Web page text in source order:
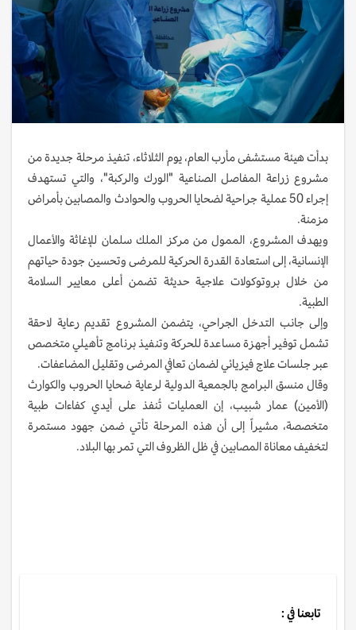
بدأت هيئة مستشفى مأرب العام، يوم الثلاثاء، تنفيذ مرحلة جديدة من
مشروع زراعة المفاصل الصناعية "الورك والركبة"، والتي تستهدف
إجراء 50 عملية جراحية لضحايا الحروب والحوادث والمصابين بأمراض
مزمنة.
ويهدف المشروع، الممول من مركز الملك سلمان للإغاثة والأعمال
الإنسانية، إلى استعادة القدرة الحركية للمرضى وتحسين جودة حياتهم
من خلال بروتوكولات علاجية حديثة تضمن أعلى معايير السلامة
الطبية.
وإلى جانب التدخل الجراحي، يتضمن المشروع تقديم رعاية لاحقة
تشمل توفير أجهزة مساعدة للحركة وتنفيذ برنامج تأهيلي متخصص
عبر جلسات علاج فيزيائي لضمان تعافي المرضى وتقليل المضاعفات.
وقال منسق البرامج بالجمعية الدولية لرعاية ضحايا الحروب والكوارث
(الأمين) عمار شبيب، إن العمليات تُنفذ على أيدي كفاءات طبية
متخصصة، مشيراً إلى أن هذه المرحلة تأتي ضمن جهود مستمرة
لتخفيف معاناة المصابين في ظل الظروف التي تمر بها البلاد.
تابعنا في :